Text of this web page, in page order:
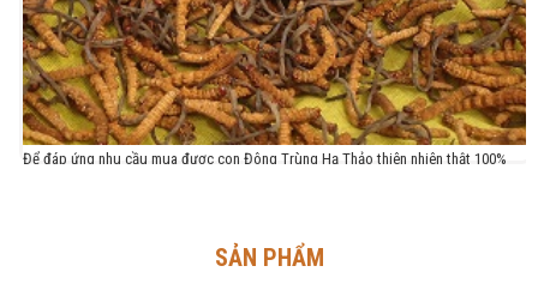
Để đáp ứng nhu cầu mua được con Đông Trùng Hạ Thảo thiên nhiên thật 100%
SẢN PHẨM